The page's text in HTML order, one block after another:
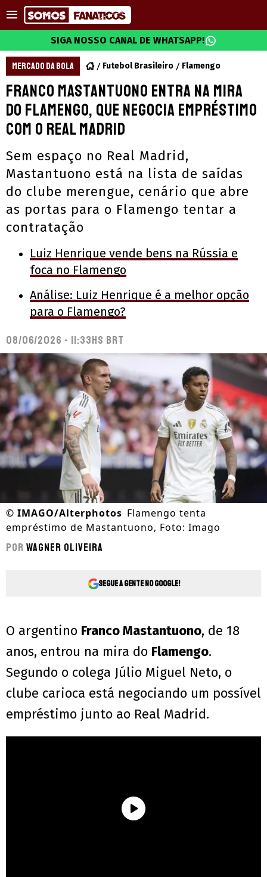
SIGA NOSSO CANAL DE WHATSAPP!
MERCADO DA BOLA Futebol Brasileiro Flamengo
Franco Mastantuono entra na mira
do Flamengo, que negocia empréstimo
com o Real Madrid
Sem espaço no Real Madrid,
Mastantuono está na lista de saídas
do clube merengue, cenário que abre
as portas para o Flamengo tentar a
contratação
Luiz Henrique vende bens na Rússia e
foca no Flamengo
Análise: Luiz Henrique é a melhor opção
para o Flamengo?
08/06/2026 - 11:33hs BRT
© IMAGO/Alterphotos Flamengo tenta
empréstimo de Mastantuono, Foto: Imago
Por Wagner Oliveira
Segue a gente no Google!
O argentino Franco Mastantuono, de 18
anos, entrou na mira do Flamengo.
Segundo o colega Júlio Miguel Neto, o
clube carioca está negociando um possível
empréstimo junto ao Real Madrid.